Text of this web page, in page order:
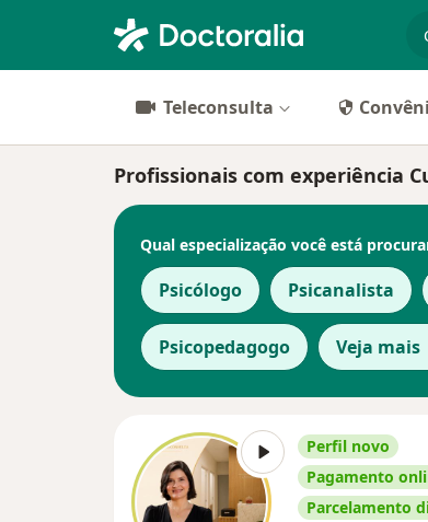
Teleconsulta
Profissionais com experiência
Qual especialização você está
Psicólogo Psicanalista
Psicopedagogo Veja mais
Perfil novo
Pagamento
Parcelamento